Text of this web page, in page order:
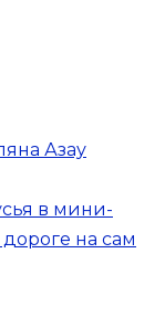
Азау
в мини-
на сам